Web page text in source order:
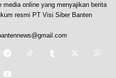
media online yang menyajikan berita
resmi PT Visi Siber Banten